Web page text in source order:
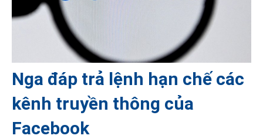
Nga đáp trả lệnh hạn chế các
kênh truyền thông của
Facebook